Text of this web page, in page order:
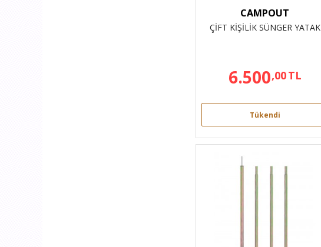
CAMPOUT
ÇİFT KİŞİLİK SÜNGER YATAK
6.500,00TL
Tükendi